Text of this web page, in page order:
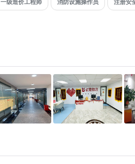
一级造价工程师 消防设施操作员 注册安